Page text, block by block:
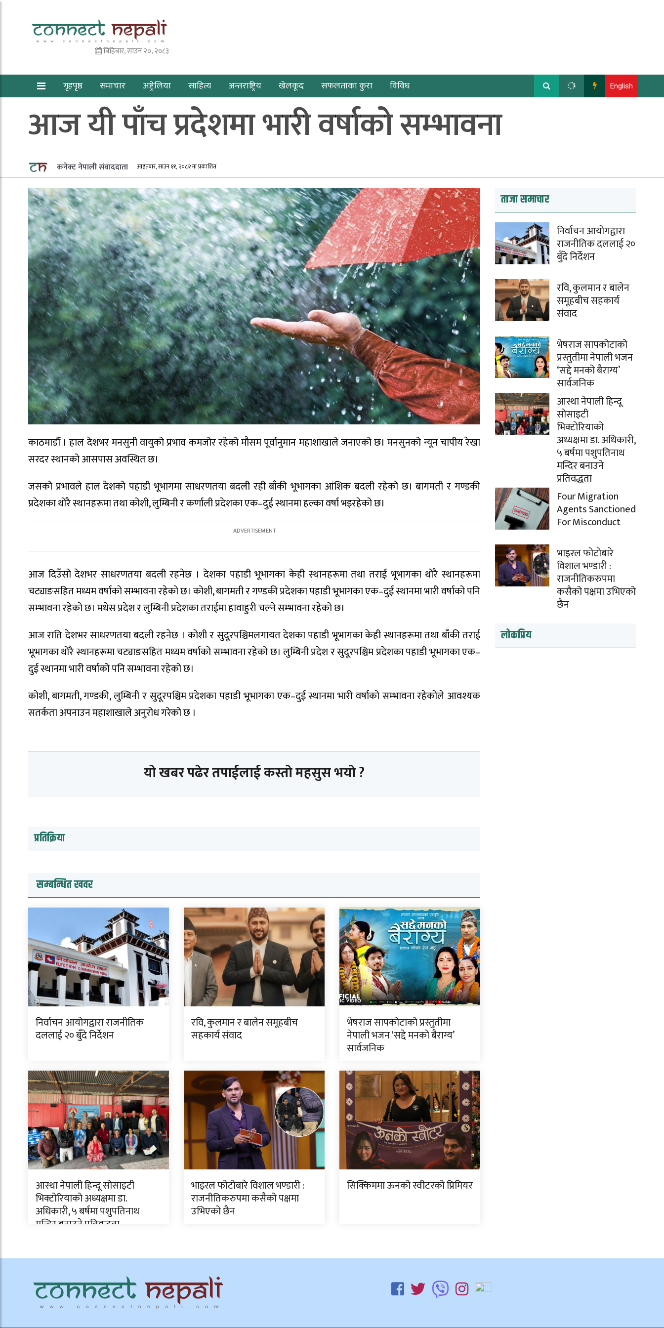
बिहिबार, साउन २०, २०८३
गृहपृष्ठ समाचार अष्ट्रेलिया साहित्य अन्तराष्ट्रिय खेलकूद सफलताका कुरा विविध English
आज यी पाँच प्रदेशमा भारी वर्षाको सम्भावना
कनेक्ट नेपाली संवाददाता आइतबार, साउन ११, २०८२ मा प्रकाशित
काठमाडौँ । हाल देशभर मनसुनी वायुको प्रभाव कमजोर रहेको मौसम पूर्वानुमान महाशाखाले जनाएको छ। मनसुनको न्यून चापीय रेखा
सरदर स्थानको आसपास अवस्थित छ।
जसको प्रभावले हाल देशको पहाडी भूभागमा साधरणतया बदली रही बाँकी भूभागका आंशिक बदली रहेको छ। बागमती र गण्डकी
प्रदेशका थोरै स्थानहरूमा तथा कोशी, लुम्बिनी र कर्णाली प्रदेशका एक–दुई स्थानमा हल्का वर्षा भइरहेको छ।
आज दिउँसो देशभर साधरणतया बदली रहनेछ । देशका पहाडी भूभागका केही स्थानहरूमा तथा तराई भूभागका थोरै स्थानहरूमा
चट्याङसहित मध्यम वर्षाको सम्भावना रहेको छ। कोशी, बागमती र गण्डकी प्रदेशका पहाडी भूभागका एक–दुई स्थानमा भारी वर्षाको पनि
सम्भावना रहेको छ। मधेस प्रदेश र लुम्बिनी प्रदेशका तराईमा हावाहुरी चल्ने सम्भावना रहेको छ।
आज राति देशभर साधरणतया बदली रहनेछ । कोशी र सुदूरपश्चिमलगायत देशका पहाडी भूभागका केही स्थानहरूमा तथा बाँकी तराई
भूभागका थोरै स्थानहरूमा चट्याङसहित मध्यम वर्षाको सम्भावना रहेको छ। लुम्बिनी प्रदेश र सुदूरपश्चिम प्रदेशका पहाडी भूभागका एक–
दुई स्थानमा भारी वर्षाको पनि सम्भावना रहेको छ।
कोशी, बागमती, गण्डकी, लुम्बिनी र सुदूरपश्चिम प्रदेशका पहाडी भूभागका एक–दुई स्थानमा भारी वर्षाको सम्भावना रहेकोले आवश्यक
सतर्कता अपनाउन महाशाखाले अनुरोध गरेको छ ।
यो खबर पढेर तपाईलाई कस्तो महसुस भयो ?
प्रतिक्रिया
सम्बन्धित खवर
निर्वाचन आयोगद्वारा राजनीतिक
दललाई २० बुँदे निर्देशन
रवि, कुलमान र बालेन समूहबीच
सहकार्य संवाद
भेषराज सापकोटाको प्रस्तुतीमा
नेपाली भजन ‘सद्दे मनको बैराग्य’
सार्वजनिक
आस्था नेपाली हिन्दू सोसाइटी
भिक्टोरियाको अध्यक्षमा डा.
अधिकारी, ५ बर्षमा पशुपतिनाथ
मन्दिर बनाउने प्रतिवद्धता
भाइरल फोटोबारे विशाल भण्डारी :
राजनीतिकरुपमा कसैको पक्षमा
उभिएको छैन
सिक्किममा ऊनको स्वीटरको प्रिमियर
ताजा समाचार
निर्वाचन आयोगद्वारा
राजनीतिक दललाई २०
बुँदे निर्देशन
रवि, कुलमान र बालेन
समूहबीच सहकार्य
संवाद
भेषराज सापकोटाको
प्रस्तुतीमा नेपाली भजन
‘सद्दे मनको बैराग्य’
सार्वजनिक
आस्था नेपाली हिन्दू
सोसाइटी
भिक्टोरियाको
अध्यक्षमा डा. अधिकारी,
५ बर्षमा पशुपतिनाथ
मन्दिर बनाउने
प्रतिवद्धता
Four Migration
Agents Sanctioned
For Misconduct
भाइरल फोटोबारे
विशाल भण्डारी :
राजनीतिकरुपमा
कसैको पक्षमा उभिएको
छैन
लोकप्रिय